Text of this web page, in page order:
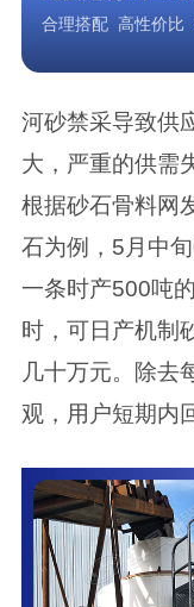
合理搭配 高性价比
河砂禁采导致供
大，严重的供需
根据砂石骨料网
石为例，5月中
一条时产500吨
时，可日产机制
几十万元。除去
观，用户短期内